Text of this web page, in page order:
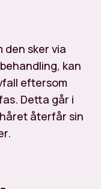
den sker via
kan
eftersom
Detta går i
återfår sin